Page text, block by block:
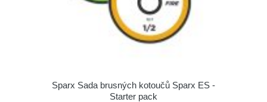
Sparx Sada brusných kotoučů Sparx ES -
Starter pack